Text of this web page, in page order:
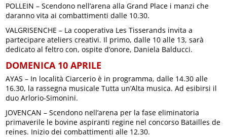
POLLEIN – Scendono nell’arena alla Grand Place i manzi che
daranno vita ai combattimenti dalle 10.30.
VALGRISENCHE – La cooperativa Les Tisserands invita a
partecipare ateliers creativi. Il primo, dalle 10 alle 13, sarà
dedicato al feltro con, ospite d’onore, Daniela Balducci.
DOMENICA 10 APRILE
AYAS – In località Ciarcerio è in programma, dalle 14.30 alle
16.30, la rassegna musicale Tutta un’Alta musica. Ad esibirsi il
duo Arlorio-Simonini.
JOVENCAN – Scendono nell’arena per la fase eliminatoria
primaverile le bovine aspiranti regine nel concorso Batailles de
reines. Inizio dei combattimenti alle 12.30.